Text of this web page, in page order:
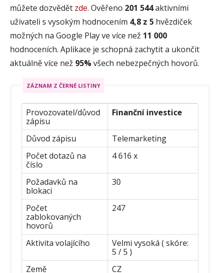
můžete dozvědět zde. Ověřeno 201 544aktivními
uživateli s vysokým hodnocením 4,8 z 5 hvězdiček
možných na Google Play ve více než 11 000
hodnoceních. Aplikace je schopná zachytit a ukončit
aktuálně více než 95%všech nebezpečných hovorů.
ZÁZNAM Z ČERNÉ LISTINY
Provozovatel/důvod
zápisu
Finanční investice
Důvod zápisu
Telemarketing
Počet dotazů na
číslo
4 616 x
Požadavků na
blokaci
30
Počet
zablokovaných
hovorů
247
Aktivita volajícího
Velmi vysoká ( skóre:
5 / 5 )
Země
CZ